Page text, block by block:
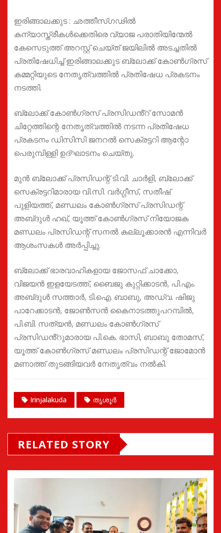
ഇരിങ്ങാലക്കുട : ഛത്തീസ്ഗഢിൽ
കന്യാസ്ത്രീകൾക്കെതിരെ വ്യാജ പരാതിയിന്മേൽ
കേസെടുത്ത് അറസ്റ്റ് ചെയ്ത് ജയിലിൽ അടച്ചതിൽ
പ്രതിഷേധിച്ച് ഇരിങ്ങാലക്കുട ബ്ലോക്ക്‌ കോൺഗ്രസ്‌
കമ്മറ്റിയുടെ നേതൃത്വത്തിൽ പ്രതിഷേധ പ്രകടനം
നടത്തി.
ബ്ലോക്ക് കോൺഗ്രസ് പ്രസിഡൻ്റ് സോമൻ
ചിറ്റേത്തിന്റെ നേതൃത്വത്തിൽ നടന്ന പ്രതിഷേധ
പ്രകടനം ഡിസിസി ജനറൽ സെക്രട്ടറി ആന്റോ
പെരുമ്പിള്ളി ഉദ്ഘാടനം ചെയ്തു.
മുൻ ബ്ലോക്ക്‌ പ്രസിഡന്റ് ടി.വി. ചാർളി, ബ്ലോക്ക്‌
സെക്രട്ടറിമാരായ വി.സി. വർഗ്ഗീസ്, സതീഷ്
പുളിയത്ത്, മണ്ഡലം കോൺഗ്രസ്‌ പ്രസിഡന്റ്
അബ്‌ദുൾ ഹഖ്, യൂത്ത് കോൺഗ്രസ്‌ നിയോജക
മണ്ഡലം പ്രസിഡന്റ് സനൽ കല്ലൂക്കാരൻ എന്നിവർ
ആശംസകൾ അർപ്പിച്ചു.
ബ്ലോക്ക്‌ ഭാരവാഹികളായ ജോസഫ് ചാക്കോ,
വിജയൻ ഇളയേടത്ത്, ബൈജു കുറ്റിക്കാടൻ, പി.എം.
അബ്‌ദുൾ സത്താർ, ടി.ഐ. ബാബു, അഡ്വ. ഷിജു
പാറേക്കാടൻ, ജോൺസൻ കൈനാടത്തുപറമ്പിൽ,
പി.ബി. സത്യൻ, മണ്ഡലം കോൺഗ്രസ്
പ്രസിഡൻ്റുമാരായ പി.കെ. ഭാസി, ബാബു തോമസ്,
യൂത്ത് കോൺഗ്രസ്‌ മണ്ഡലം പ്രസിഡന്റ് ജോമോൻ
മണാത്ത് തുടങ്ങിയവർ നേതൃത്വം നൽകി.
Irinjalakuda തൃശൂർ
RELATED STORY